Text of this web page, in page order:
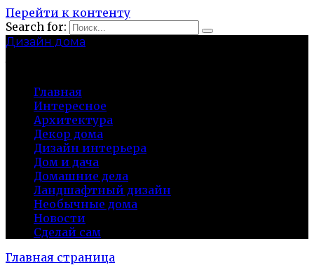
Перейти к контенту
Search for:
Дизайн дома
Главная
Интересное
Архитектура
Декор дома
Дизайн интерьера
Дом и дача
Домашние дела
Ландшафтный дизайн
Необычные дома
Новости
Сделай сам
Главная страница